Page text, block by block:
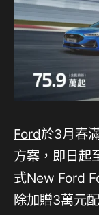
Ford於3月春
方案，即日起
式New Ford
除加贈3萬元